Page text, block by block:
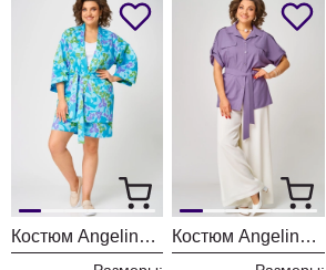
Костюм Angelina & Company 1247 Костюм Angelina & Company 1246